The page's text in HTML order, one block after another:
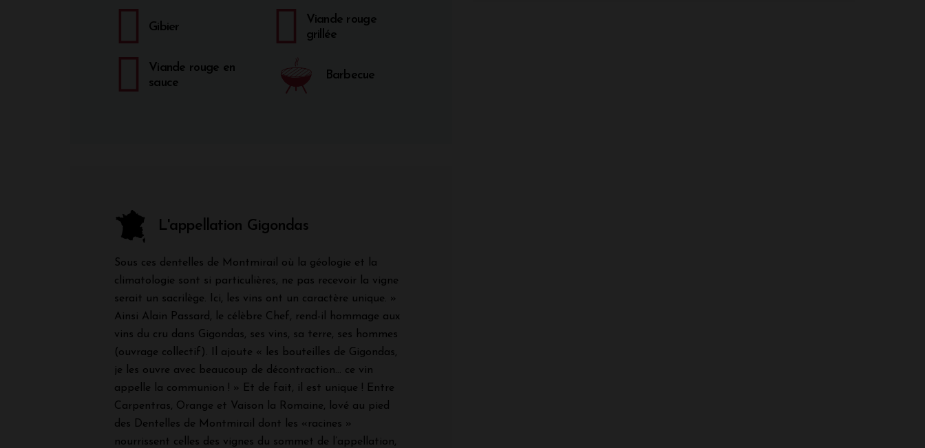
Gibier
Viande rouge
grillée
Viande rouge en
sauce
Barbecue
L'appellation Gigondas
Sous ces dentelles de Montmirail où la géologie et la
climatologie sont si particulières, ne pas recevoir la vigne
serait un sacrilège. Ici, les vins ont un caractère unique. »
Ainsi Alain Passard, le célèbre Chef, rend-il hommage aux
vins du cru dans Gigondas, ses vins, sa terre, ses hommes
(ouvrage collectif). Il ajoute « les bouteilles de Gigondas,
je les ouvre avec beaucoup de décontraction… ce vin
appelle la communion ! » Et de fait, il est unique ! Entre
Carpentras, Orange et Vaison la Romaine, lové au pied
des Dentelles de Montmirail dont les «racines »
nourrissent celles des vignes du sommet de l’appellation,